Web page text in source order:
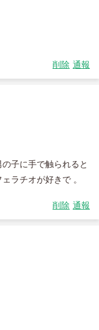
削除 通報
子に手で触られると
ラチオが好きで 。
削除 通報